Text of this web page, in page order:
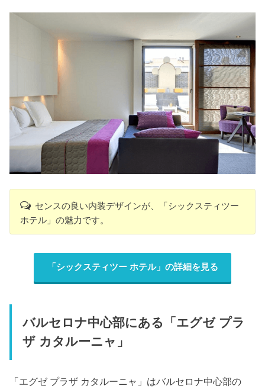
センスの良い内装デザインが、「シックスティツー
ホテル」の魅力です。
「シックスティツー ホテル」の詳細を見る
バルセロナ中心部にある「エグゼ プラ
ザ カタルーニャ」
「エグゼ プラザ カタルーニャ」はバルセロナ中心部の